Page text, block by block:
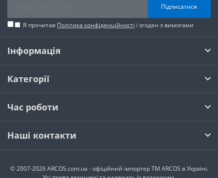
Підписатися
Я прочитав Політика конфіденційності і згоден з вимогами
Інформація
Категорії
Час роботи
Наші контакти
© 2007-2026 ARCOS.com.ua - офiцiйний iмпортер ТМ ARCOS в Україні.